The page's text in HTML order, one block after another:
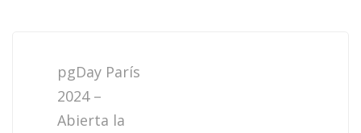
navigation
pgDay París
2024 –
Abierta la